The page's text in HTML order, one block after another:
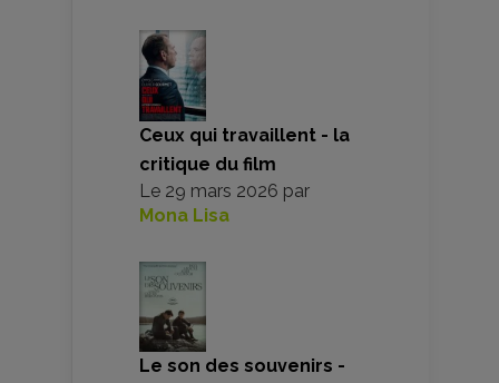
Ceux qui travaillent - la
critique du film
Le 29 mars 2026 par
Mona Lisa
Le son des souvenirs -